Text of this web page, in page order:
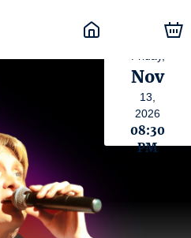
Nov
13,
2026
08:30
PM